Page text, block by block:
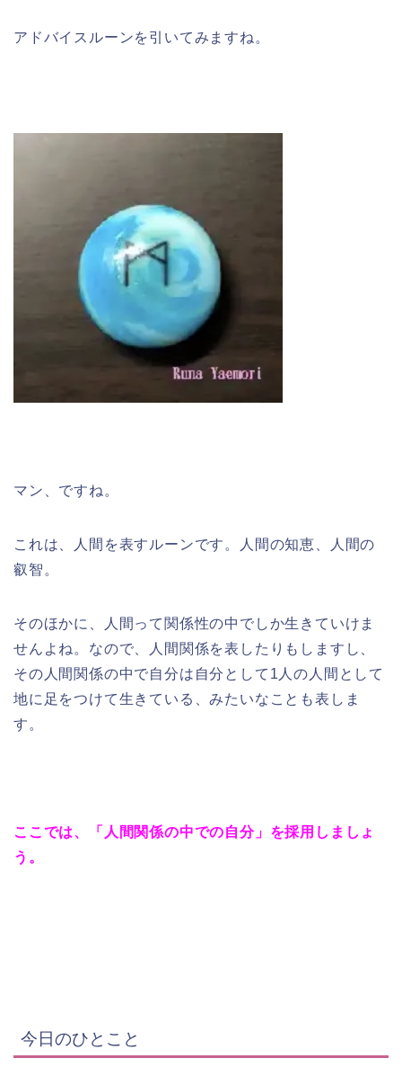
アドバイスルーンを引いてみますね。
マン、ですね。
これは、人間を表すルーンです。人間の知恵、人間の
叡智。
そのほかに、人間って関係性の中でしか生きていけま
せんよね。なので、人間関係を表したりもしますし、
その人間関係の中で自分は自分として1人の人間として
地に足をつけて生きている、みたいなことも表しま
す。
ここでは、「人間関係の中での自分」を採用しましょ
う。
今日のひとこと